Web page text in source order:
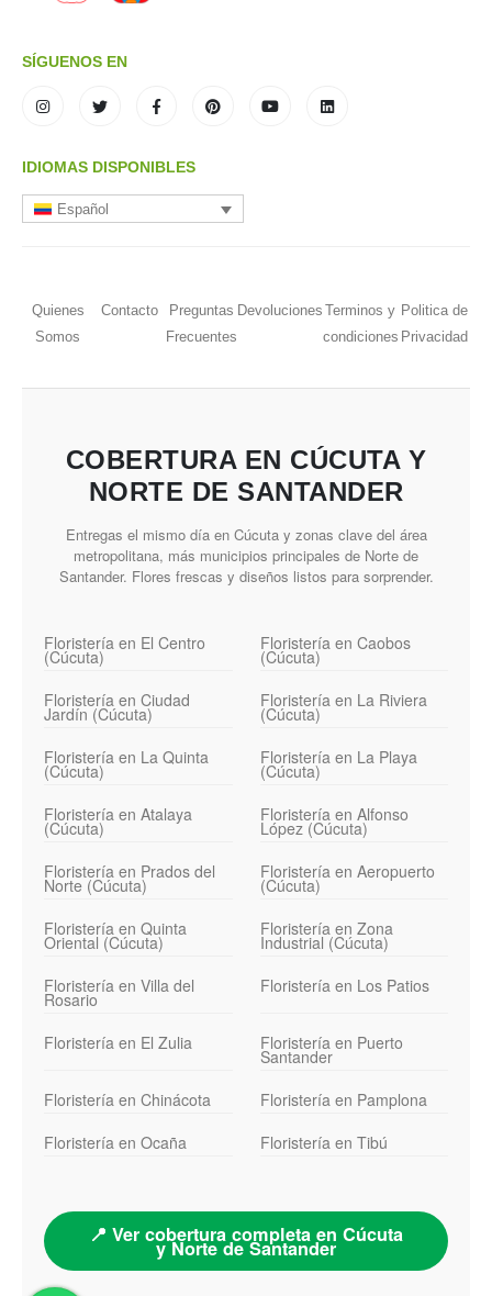
SÍGUENOS EN
IDIOMAS DISPONIBLES
Español
Quienes
Somos
Contacto
Preguntas
Frecuentes
Devoluciones Terminos y
condiciones
Politica de
Privacidad
COBERTURA EN CÚCUTA Y
NORTE DE SANTANDER
Entregas el mismo día en Cúcuta y zonas clave del área
metropolitana, más municipios principales de Norte de
Santander. Flores frescas y diseños listos para sorprender.
Floristería en El Centro
(Cúcuta)
Floristería en Caobos
(Cúcuta)
Floristería en Ciudad
Jardín (Cúcuta)
Floristería en La Riviera
(Cúcuta)
Floristería en La Quinta
(Cúcuta)
Floristería en La Playa
(Cúcuta)
Floristería en Atalaya
(Cúcuta)
Floristería en Alfonso
López (Cúcuta)
Floristería en Prados del
Norte (Cúcuta)
Floristería en Aeropuerto
(Cúcuta)
Floristería en Quinta
Oriental (Cúcuta)
Floristería en Zona
Industrial (Cúcuta)
Floristería en Villa del
Rosario
Floristería en Los Patios
Floristería en El Zulia Floristería en Puerto
Santander
Floristería en Chinácota
Floristería en Pamplona
Floristería en Ocaña
Floristería en Tibú
📍 Ver cobertura completa en Cúcuta
y Norte de Santander